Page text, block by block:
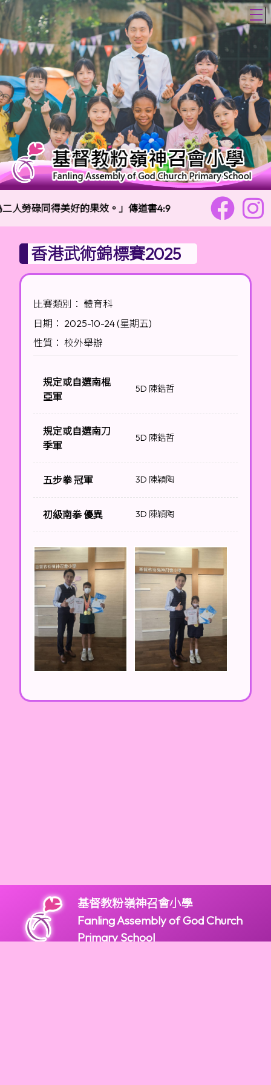
人勞碌同得美好的果效。」傳道書4:9 校訓： 樂善
香港武術錦標賽2025
比賽類別： 體育科
日期： 2025-10-24 (星期五)
性質： 校外舉辦
規定或自選南棍
亞軍
5D 陳鋯哲
規定或自選南刀
季軍
5D 陳鋯哲
五步拳 冠軍 3D 陳穎陶
初級南拳 優異 3D 陳穎陶
基督教粉嶺神召會小學
Fanling Assembly of God Church
Primary School